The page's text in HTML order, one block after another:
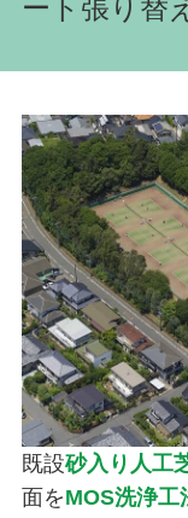
ート張り替
既設砂入り人工
面をMOS洗浄工